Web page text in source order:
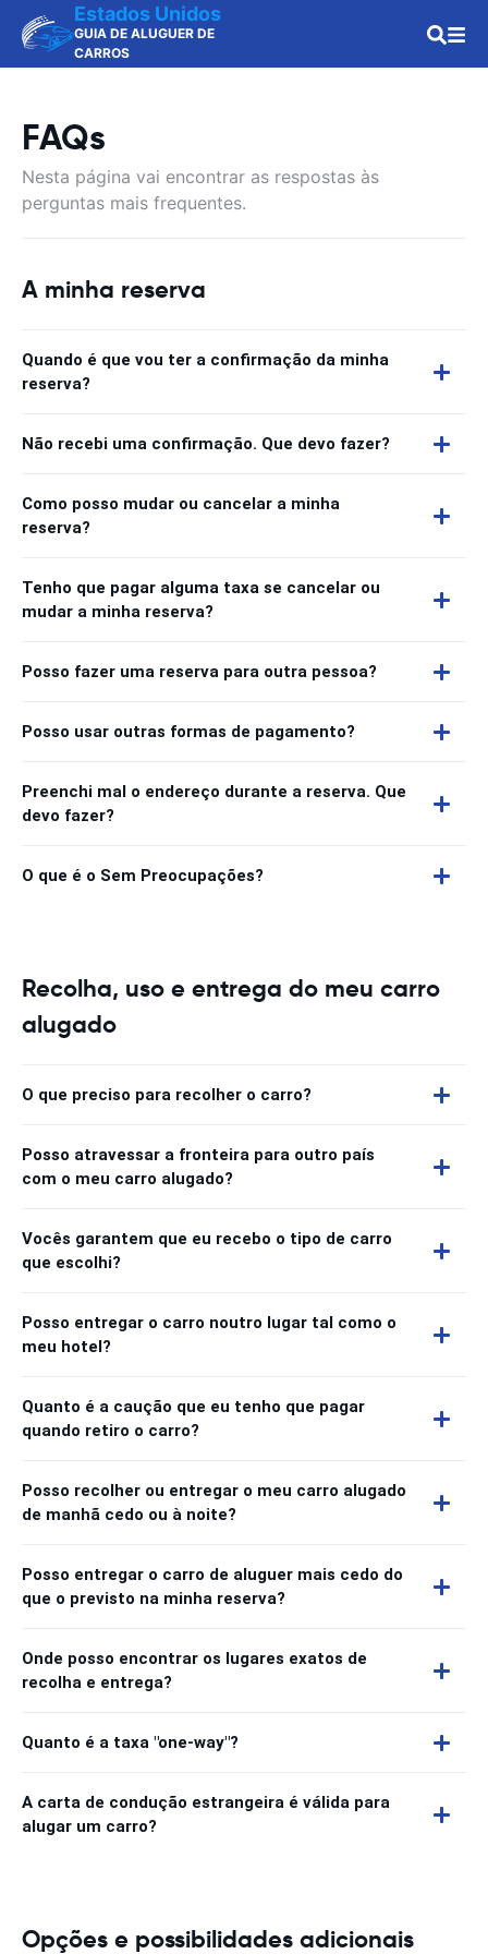
Estados Unidos
GUIA DE ALUGUER DE
CARROS
FAQs
Nesta página vai encontrar as respostas às
perguntas mais frequentes.
A minha reserva
Quando é que vou ter a confirmação da minha
reserva?
Não recebi uma confirmação. Que devo fazer?
Como posso mudar ou cancelar a minha
reserva?
Tenho que pagar alguma taxa se cancelar ou
mudar a minha reserva?
Posso fazer uma reserva para outra pessoa?
Posso usar outras formas de pagamento?
Preenchi mal o endereço durante a reserva. Que
devo fazer?
O que é o Sem Preocupações?
Recolha, uso e entrega do meu carro
alugado
O que preciso para recolher o carro?
Posso atravessar a fronteira para outro país
com o meu carro alugado?
Vocês garantem que eu recebo o tipo de carro
que escolhi?
Posso entregar o carro noutro lugar tal como o
meu hotel?
Quanto é a caução que eu tenho que pagar
quando retiro o carro?
Posso recolher ou entregar o meu carro alugado
de manhã cedo ou à noite?
Posso entregar o carro de aluguer mais cedo do
que o previsto na minha reserva?
Onde posso encontrar os lugares exatos de
recolha e entrega?
Quanto é a taxa "one-way"?
A carta de condução estrangeira é válida para
alugar um carro?
Opções e possibilidades adicionais